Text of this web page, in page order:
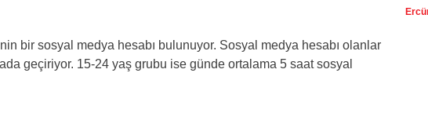
bir sosyal medya hesabı bulunuyor. Sosyal medya hesabı olanlar
geçiriyor. 15-24 yaş grubu ise günde ortalama 5 saat sosyal